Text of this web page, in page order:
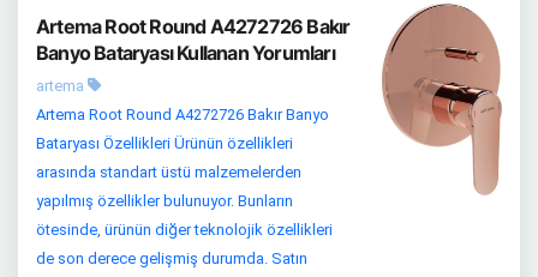
Artema Root Round A4272726 Bakır
Banyo Bataryası Kullanan Yorumları
artema
Artema Root Round A4272726 Bakır Banyo
Bataryası Özellikleri Ürünün özellikleri
arasında standart üstü malzemelerden
yapılmış özellikler bulunuyor. Bunların
ötesinde, ürünün diğer teknolojik özellikleri
de son derece gelişmiş durumda. Satın